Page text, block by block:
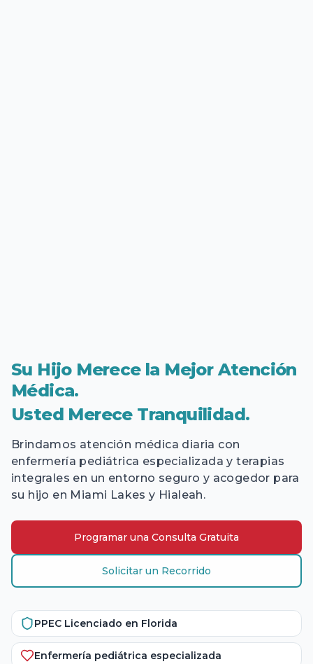
Su Hijo Merece la Mejor Atención
Médica.
Usted Merece Tranquilidad.
Brindamos atención médica diaria con
enfermería pediátrica especializada y terapias
integrales en un entorno seguro y acogedor para
su hijo en Miami Lakes y Hialeah.
Programar una Consulta Gratuita
Solicitar un Recorrido
PPEC Licenciado en Florida
Enfermería pediátrica especializada